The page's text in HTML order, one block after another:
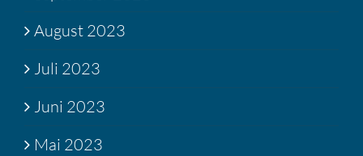
August 2023
Juli 2023
Juni 2023
Mai 2023